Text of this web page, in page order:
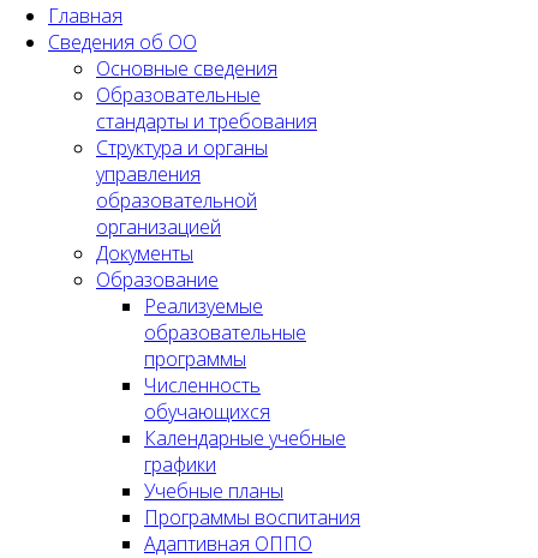
Главная
Сведения об ОО
Основные сведения
Образовательные
стандарты и требования
Структура и органы
управления
образовательной
организацией
Документы
Образование
Реализуемые
образовательные
программы
Численность
обучающихся
Календарные учебные
графики
Учебные планы
Программы воспитания
Адаптивная ОППО